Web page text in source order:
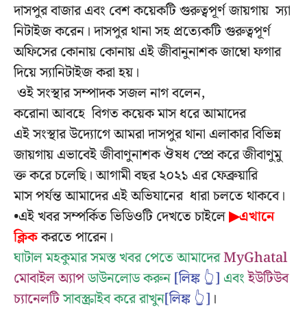
দাসপুর বাজার এবং বেশ কয়েকটি গুরুত্বপূর্ণ জায়গায় স্যা
নিটাইজ করেন। দাসপুর থানা সহ প্রত্যেকটি গুরুত্বপূর্ণ
অফিসের কোনায় কোনায় এই জীবানুনাশক জাম্বো ফগার
দিয়ে স্যানিটাইজ করা হয়।
ওই সংস্থার সম্পাদক সজল নাগ বলেন,
করোনা আবহে বিগত কয়েক মাস ধরে আমাদের
এই সংস্থার উদ্যোগে আমরা দাসপুর থানা এলাকার বিভিন্ন
জায়গায় এভাবেই জীবাণুনাশক ঔষধ স্প্রে করে জীবাণুমু
ক্ত করে চলেছি। আগামী বছর ২০২১ এর ফেব্রুয়ারি
মাস পর্যন্ত আমাদের এই অভিযানের ধারা চলতে থাকবে।
•এই খবর সম্পর্কিত ভিডিওটি দেখতে চাইলে▶এখানে
ক্লিককরতে পারেন।
ঘাটাল মহকুমার সমস্ত খবর পেতে আমাদেরMyGhatal
মোবাইল অ্যাপডাউনলোড করুন[লিঙ্ক 👆] এবংইউটিউব
চ্যানেলটিসাবস্ক্রাইব করে রাখুন[লিঙ্ক 👆] ।